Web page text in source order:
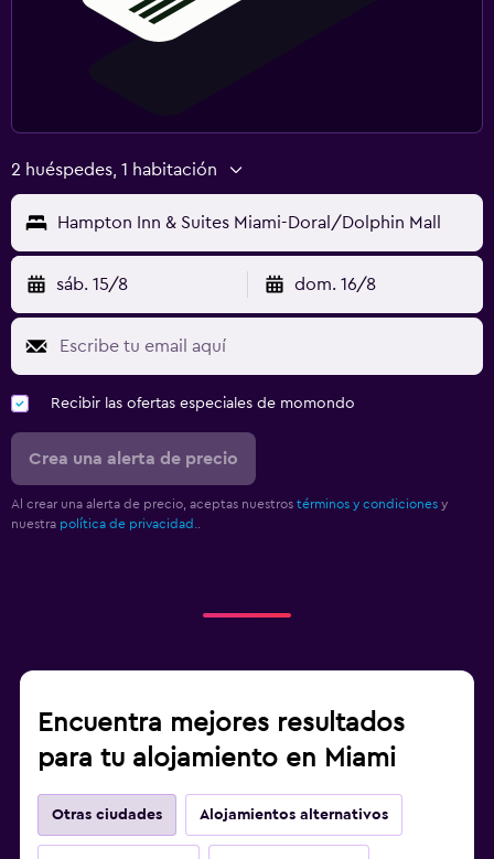
2 huéspedes, 1 habitación
Hampton Inn & Suites Miami-Doral/Dolphin Mall
sáb. 15/8 dom. 16/8
Recibir las ofertas especiales de momondo
Crea una alerta de precio
Al crear una alerta de precio, aceptas nuestros términos y condiciones y
nuestra política de privacidad.
Encuentra mejores resultados
para tu alojamiento en Miami
Otras ciudades Alojamientos alternativos